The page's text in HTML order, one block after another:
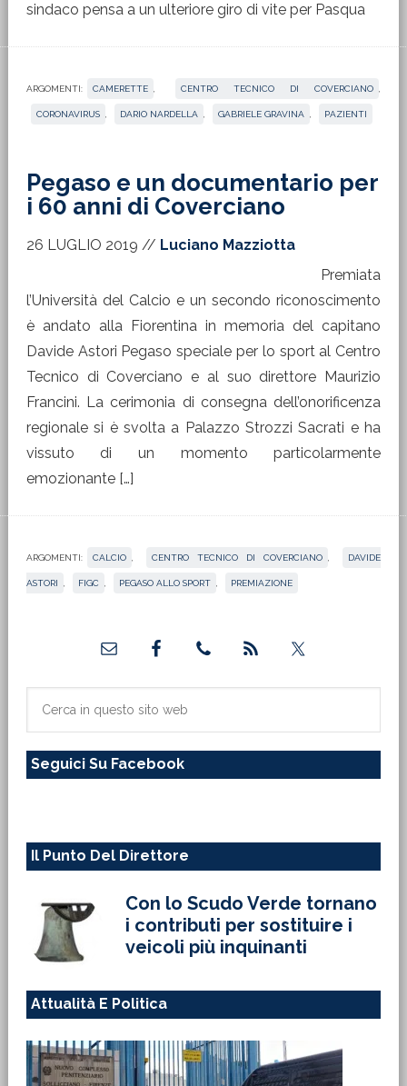
sindaco pensa a un ulteriore giro di vite per Pasqua
ARGOMENTI: CAMERETTE CENTRO TECNICO DI COVERCIANO
CORONAVIRUS DARIO NARDELLA GABRIELE GRAVINA PAZIENTI
Pegaso e un documentario per
i 60 anni di Coverciano
26 LUGLIO 2019 // Luciano Mazziotta
Premiata
l’Università del Calcio e un secondo riconoscimento
è andato alla Fiorentina in memoria del capitano
Davide Astori Pegaso speciale per lo sport al Centro
Tecnico di Coverciano e al suo direttore Maurizio
Francini. La cerimonia di consegna dell’onorificenza
regionale si è svolta a Palazzo Strozzi Sacrati e ha
vissuto di un momento particolarmente
emozionante […]
ARGOMENTI: CALCIO CENTRO TECNICO DI COVERCIANO DAVIDE
ASTORI FIGC PEGASO ALLO SPORT PREMIAZIONE
primaria
sito
Seguici Su Facebook
Il Punto Del Direttore
Con lo Scudo Verde tornano
i contributi per sostituire i
veicoli più inquinanti
Attualità E Politica